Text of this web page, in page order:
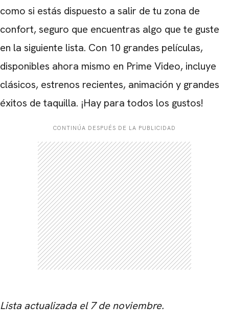
como si estás dispuesto a salir de tu zona de
confort, seguro que encuentras algo que te guste
en la siguiente lista. Con 10 grandes películas,
disponibles ahora mismo en Prime Video, incluye
clásicos, estrenos recientes, animación y grandes
éxitos de taquilla. ¡Hay para todos los gustos!
CONTINÚA DESPUÉS DE LA PUBLICIDAD
Lista actualizada el 7 de noviembre.